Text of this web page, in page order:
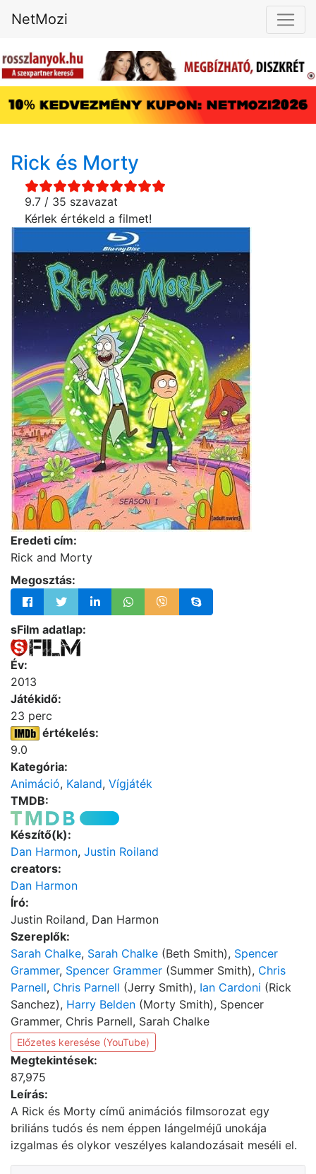
NetMozi
Rick és Morty
9.7 / 35 szavazat
Kérlek értékeld a filmet!
Eredeti cím:
Rick and Morty
Megosztás:
sFilm adatlap:
Év:
2013
Játékidő:
23 perc
értékelés:
9.0
Kategória:
Animáció, Kaland, Vígjáték
TMDB:
Készítő(k):
Dan Harmon, Justin Roiland
creators:
Dan Harmon
Író:
Justin Roiland, Dan Harmon
Szereplők:
Sarah Chalke, Sarah Chalke (Beth Smith), Spencer
Grammer, Spencer Grammer (Summer Smith), Chris
Parnell, Chris Parnell (Jerry Smith), Ian Cardoni (Rick
Sanchez), Harry Belden (Morty Smith), Spencer
Grammer, Chris Parnell, Sarah Chalke
Előzetes keresése (YouTube)
Megtekintések:
87,975
Leírás:
A Rick és Morty című animációs filmsorozat egy
briliáns tudós és nem éppen lángelméjű unokája
izgalmas és olykor veszélyes kalandozásait meséli el.